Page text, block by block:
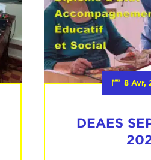
8 Avr,
DEAES